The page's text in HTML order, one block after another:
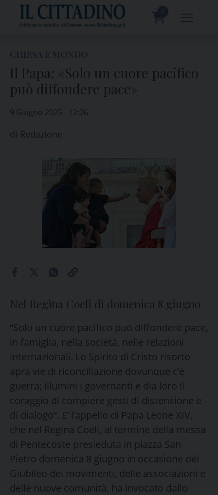
content
Il Papa: «Solo un cuore pacifico
può diffondere pace»
9 Giugno 2025 - 12:26
di Redazione
Nel Regina Coeli di domenica 8 giugno
“Solo un cuore pacifico può diffondere pace,
in famiglia, nella società, nelle relazioni
internazionali. Lo Spirito di Cristo risorto
apra vie di riconciliazione dovunque c’è
guerra; illumini i governanti e dia loro il
coraggio di compiere gesti di distensione e
di dialogo”. E’ l’appello di Papa Leone XIV,
che nel Regina Coeli, al termine della messa
di Pentecoste presieduta in piazza San
Pietro domenica 8 giugno in occasione del
Giubileo dei movimenti, delle associazioni e
delle nuove comunità, ha invocato dallo